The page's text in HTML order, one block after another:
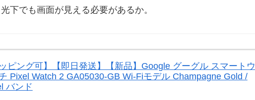
下でも画面が見える必要があるか。
ッピング可】【即日発送】【新品】Google グーグル スマートウ
Pixel Watch 2 GA05030-GB Wi-Fiモデル Champagne Gold /
バンド